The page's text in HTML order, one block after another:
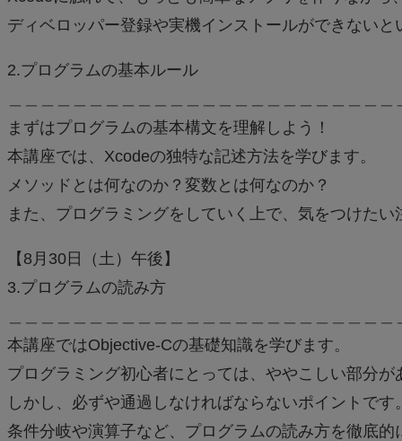
ディベロッパー登録や実機インストールができない
2.プログラムの基本ルール
まずはプログラムの基本構文を理解しよう！
本講座では、Xcodeの独特な記述方法を学びます。
メソッドとは何なのか？変数とは何なのか？
また、プログラミングをしていく上で、気をつけた
【8月30日（土）午後】
3.プログラムの読み方
本講座ではObjective-Cの基礎知識を学びます。
プログラミング初心者にとっては、ややこしい部分が
しかし、必ずや通過しなければならないポイントです
条件分岐や演算子など、プログラムの読み方を徹底的